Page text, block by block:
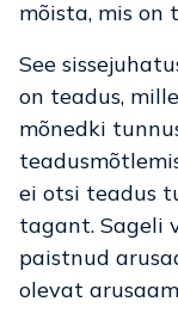
mõista, mis on
See
on teadus,
mõnedki
ei otsi teadus
tagant. Sageli
paistnud
olevat